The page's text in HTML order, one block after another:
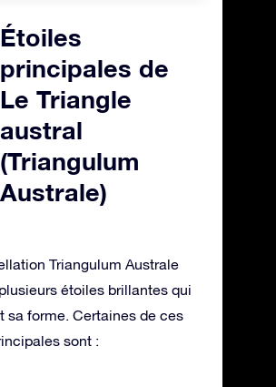
Étoiles
principales de
Le Triangle
austral
(Triangulum
Australe)
Triangulum Australe
étoiles brillantes qui
sa forme. Certaines de ces
sont :